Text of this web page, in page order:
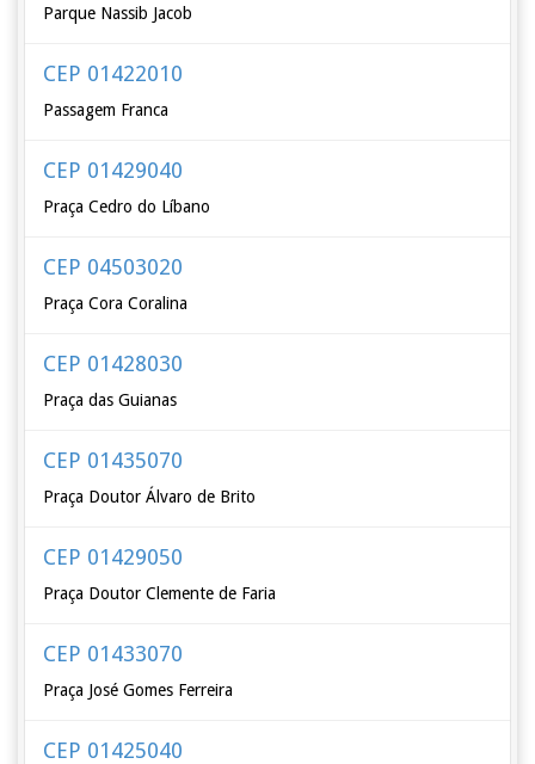
Parque Nassib Jacob
CEP 01422010
Passagem Franca
CEP 01429040
Praça Cedro do Líbano
CEP 04503020
Praça Cora Coralina
CEP 01428030
Praça das Guianas
CEP 01435070
Praça Doutor Álvaro de Brito
CEP 01429050
Praça Doutor Clemente de Faria
CEP 01433070
Praça José Gomes Ferreira
CEP 01425040